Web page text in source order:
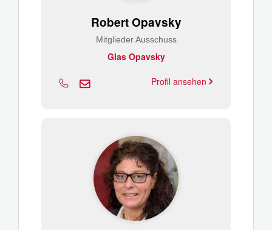
Robert Opavsky
Mitglieder Ausschuss
Glas Opavsky
Profil ansehen